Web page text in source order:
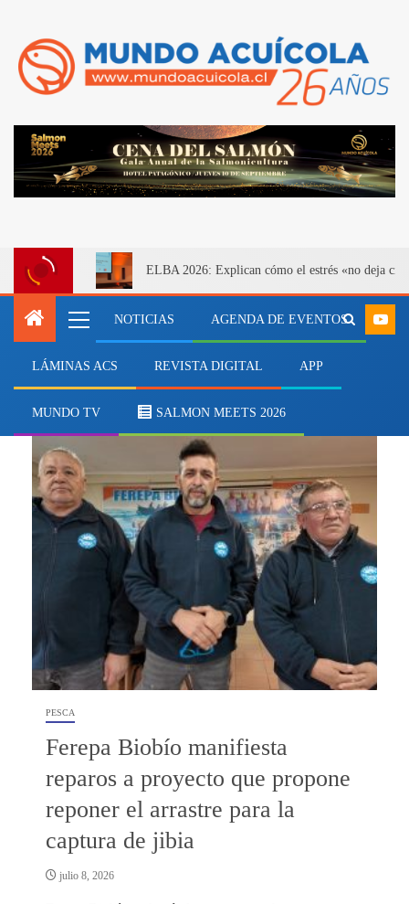
ELBA 2026: Explican cómo el estrés «no deja
NOTICIAS AGENDA DE EVENTOS
LÁMINAS ACS REVISTA DIGITAL APP
MUNDO TV SALMON MEETS 2026
Enrique van Rysselberghe
PESCA
Ferepa Biobío manifiesta
reparos a proyecto que propone
reponer el arrastre para la
captura de jibia
julio 8, 2026